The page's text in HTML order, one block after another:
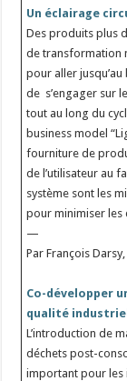
Un éclairage
Des produits plus
de transformation
pour aller
de s’engager sur
tout au long du
business model
fourniture de
de l’utilisateur au
système sont les
pour minimiser les
—
Par François
Co-développer
qualité
L’introduction de
déchets post-
important pour les